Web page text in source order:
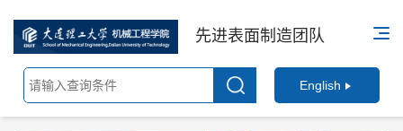
先进表面制造团队
English